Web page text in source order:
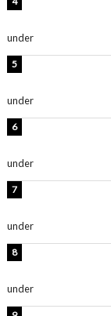
under
under
under
under
under